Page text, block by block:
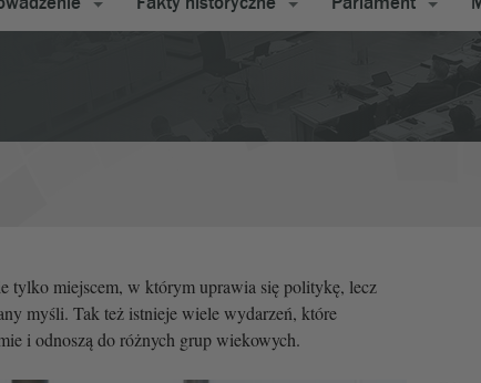
tylko miejscem, w którym uprawia się politykę, lecz
myśli. Tak też istnieje wiele wydarzeń, które
i odnoszą do różnych grup wiekowych.